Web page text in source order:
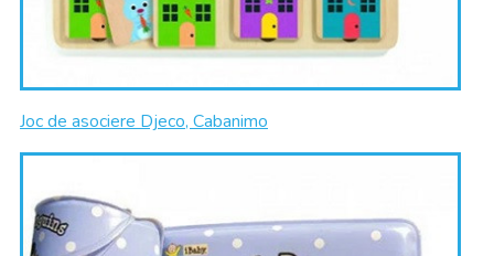
Joc de asociere Djeco, Cabanimo